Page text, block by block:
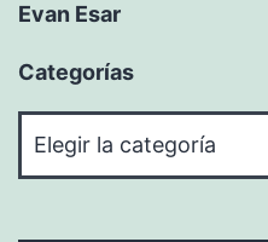
Evan Esar
Categorías